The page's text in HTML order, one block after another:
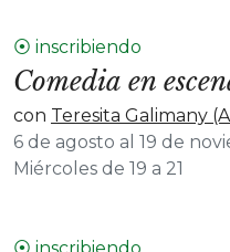
⦿ inscribiendo
Comedia en
con Teresita Galimany
6 de agosto al 19 de
Miércoles de 19 a 21